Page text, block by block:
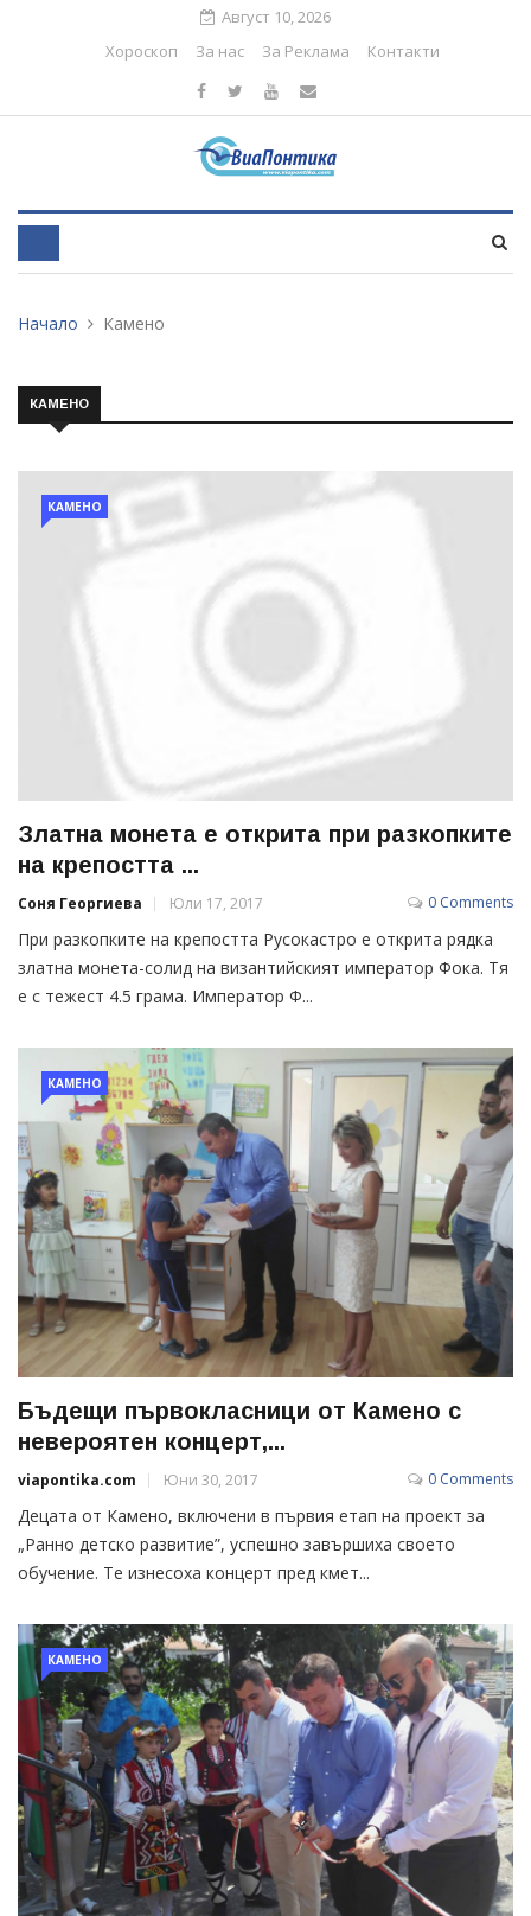
Август 10, 2026
Хороскоп
За нас За Реклама Контакти
Начало Камено
КАМЕНО
КАМЕНО
Златна монета е открита при разкопките
на крепостта ...
Соня Георгиева Юли 17, 2017 0 Comments
При разкопките на крепостта Русокастро е открита рядка
златна монета-солид на византийският император Фока. Тя
е с тежест 4.5 грама. Император Ф...
КАМЕНО
Бъдещи първокласници от Камено с
невероятен концерт,...
viapontika.com Юни 30, 2017 0 Comments
Децата от Камено, включени в първия етап на проект за
„Ранно детско развитие”, успешно завършиха своето
обучение. Те изнесоха концерт пред кмет...
КАМЕНО